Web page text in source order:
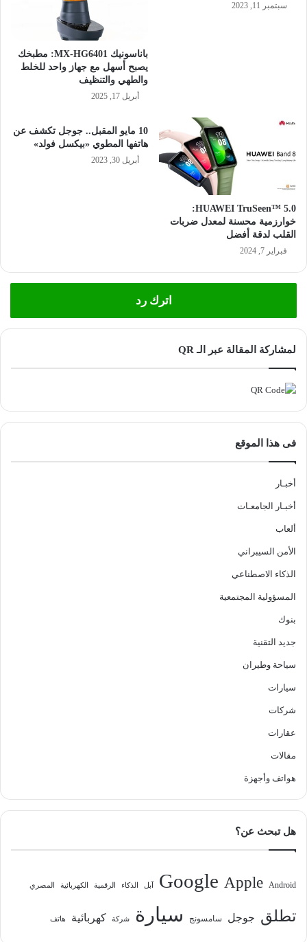
سبتمبر 11, 2023
باناسونيك MX-HG6401: مطبخك
يصبح أسهل مع جهاز واحد للخلط
والطهي والتنظيف
أبريل 17, 2025
HUAWEI TruSeen™ 5.0:
خوارزمية محسنة لمعدل ضربات
القلب لدقة أفضل
فبراير 7, 2024
10 مايو المقبل.. جوجل تكشف عن
هاتفها المطوي «بيكسل فولد»
أبريل 30, 2023
اترك رد
لمشاركة المقالة عبر الـ QR
فى هذا الموقع
أخبـار
أخبـار الجامعـات
ألعاب
الأمن السيبراني
الذكاء الاصطناعي
المسؤولية المجتمعية
بنوك
جديد التقنية
سياحة وطيران
سيارات
شركات
عقارات
مقالات
هواتف وأجهزة
هل تبحث عن؟
Android
Apple
Google آبل الذكاء الرقمية الكهربائية المصري
تطلق جوجل سامسونج سيارة شركة كهربائية هاتف